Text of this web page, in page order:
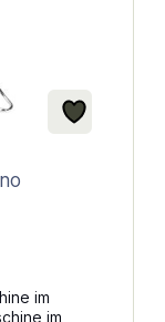
im
im